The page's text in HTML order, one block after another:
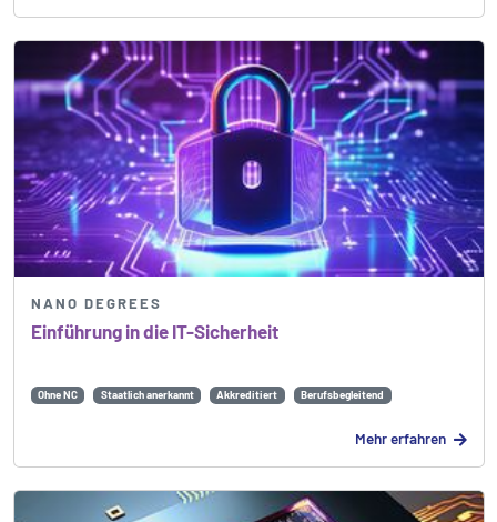
Einführung in die IT-Sicherheit
NANO DEGREES
Ohne NC Staatlich anerkannt Akkreditiert Berufsbegleitend
Mehr erfahren